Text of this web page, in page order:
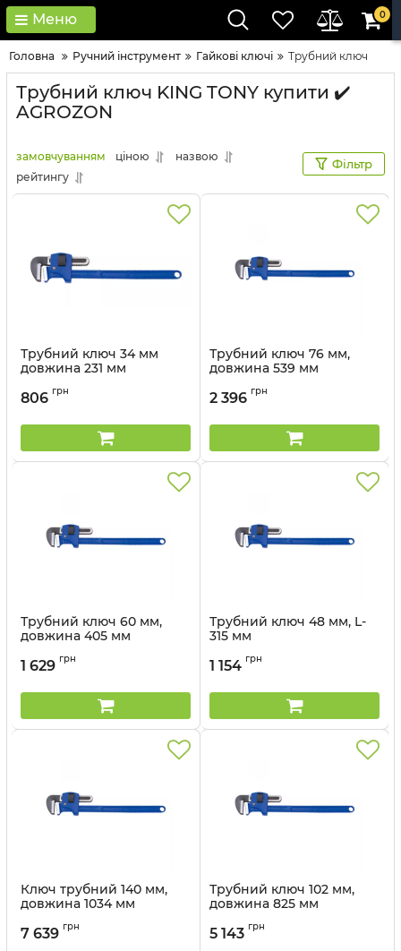
Меню 0
Головна Ручний інструмент Гайкові ключі Трубний ключ
Трубний ключ KING TONY купити ✔️
AGROZON
замовчуванням ціною
назвою
рейтингу
Фільтр
Трубний ключ 34 мм
довжина 231 мм
806 грн
Трубний ключ 76 мм,
довжина 539 мм
2 396 грн
Трубний ключ 60 мм,
довжина 405 мм
1 629 грн
Трубний ключ 48 мм, L-
315 мм
1 154 грн
Ключ трубний 140 мм,
довжина 1034 мм
7 639 грн
Трубний ключ 102 мм,
довжина 825 мм
5 143 грн